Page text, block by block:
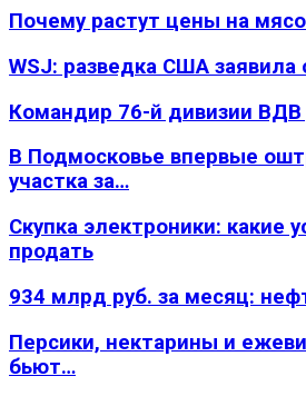
Почему растут цены на
WSJ: разведка США заявила
Командир 76-й дивизии
В Подмосковье впервые
участка за…
Скупка электроники: какие
продать
934 млрд руб. за месяц:
Персики, нектарины и
бьют…